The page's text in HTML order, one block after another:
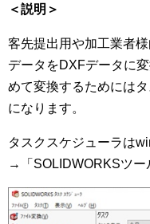
＜説明＞
客先提出用や加工業者
データをDXFデータに
めて変換するためには
になります。
タスクスケジューラは
→「SOLIDWORKSツー